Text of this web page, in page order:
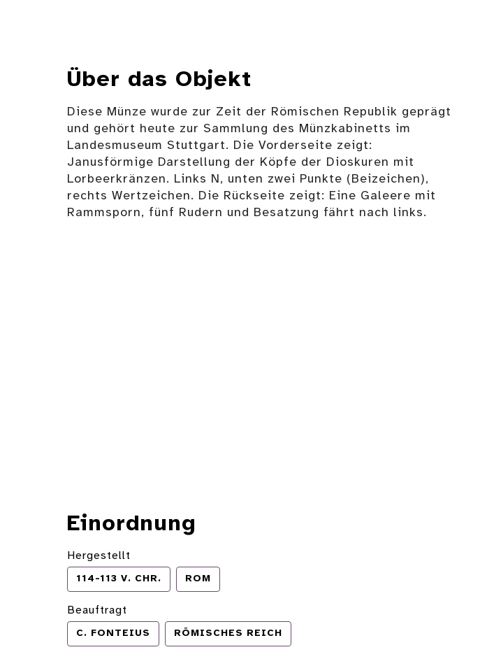
Über das Objekt
Diese Münze wurde zur Zeit der Römischen Republik geprägt
und gehört heute zur Sammlung des Münzkabinetts im
Landesmuseum Stuttgart. Die Vorderseite zeigt:
Janusförmige Darstellung der Köpfe der Dioskuren mit
Lorbeerkränzen. Links N, unten zwei Punkte (Beizeichen),
rechts Wertzeichen. Die Rückseite zeigt: Eine Galeere mit
Rammsporn, fünf Rudern und Besatzung fährt nach links.
Einordnung
Hergestellt
114-113 V. CHR. ROM
Beauftragt
C. FONTEIUS RÖMISCHES REICH